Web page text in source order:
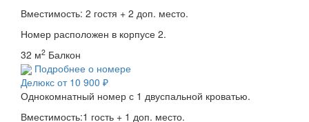
Вместимость: 2 гостя + 2 доп. место.
Номер расположен в корпусе 2.
32 м2 Балкон
Подробнее о номере
Делюкс от 10 900 ₽
Однокомнатный номер с 1 двуспальной кроватью.
Вместимость:1 гость + 1 доп. место.